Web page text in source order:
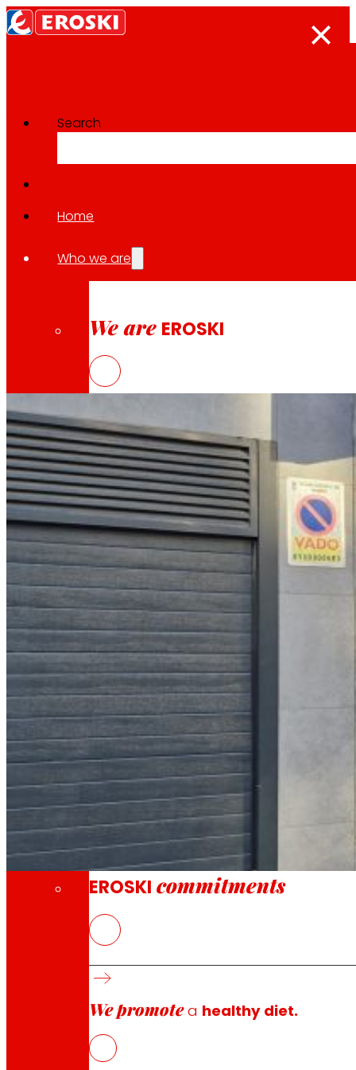
Search
Home
Who we are
We are EROSKI
That's the way we are
All our DNA: a journey through the mission,
Cooperative
We are for and by people. Discover our
Foundation
Through our Foundation we promote
Commitments
EROSKI commitments
We promotea healthy diet.
The press room
Back to all news
12.02.2026
EROSKI inaugura un nuevo
El nuevo EROSKI/City ofrece un servicio
ha inaugurado un nuevo supermercado en el
los productos locales y frescos de temporada con
plantilla de 7 personas.